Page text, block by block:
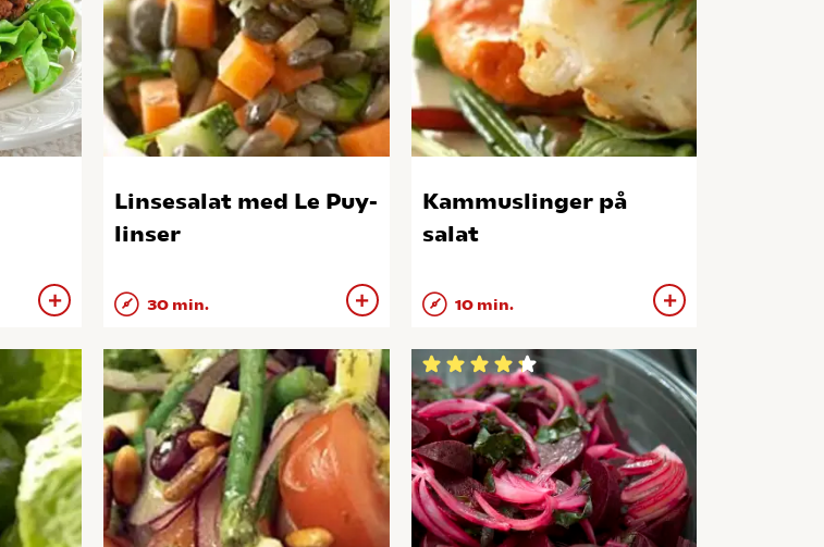
Linsesalat med Le Puy-
linser
30 min.
Kammuslinger på
salat
10 min.